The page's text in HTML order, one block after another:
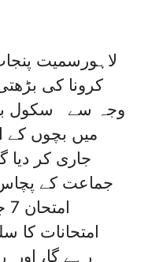
لاہورسمیت
کرونا کی
وجہ سے سکول
میں بچوں کے
جاری کر دیا
جماعت کے پچاس